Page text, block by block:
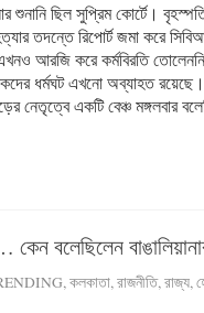
শুনানি ছিল সুপ্রিম কোর্টে।
তদন্তে রিপোর্ট জমা করে
আরজি করে কর্মবিরতি
ধর্মঘট এখনো অব্যাহত
নেতৃত্বে একটি বেঞ্চ মঙ্গলবার
কেন বলেছিলেন
,কলকাতা,রাজনীতি,রাজ্য,